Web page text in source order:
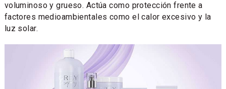
voluminoso y grueso. Actúa como protección frente a
factores medioambientales como el calor excesivo y la
luz solar.